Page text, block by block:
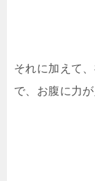
それに加えて
で、お腹に力